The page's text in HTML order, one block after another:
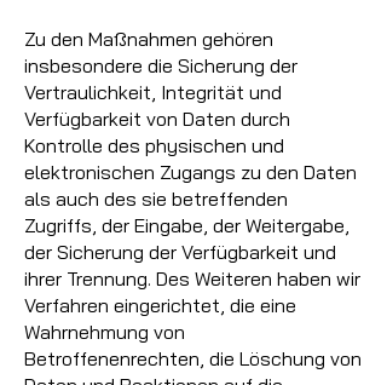
Zu den Maßnahmen gehören
insbesondere die Sicherung der
Vertraulichkeit, Integrität und
Verfügbarkeit von Daten durch
Kontrolle des physischen und
elektronischen Zugangs zu den Daten
als auch des sie betreffenden
Zugriffs, der Eingabe, der Weitergabe,
der Sicherung der Verfügbarkeit und
ihrer Trennung. Des Weiteren haben wir
Verfahren eingerichtet, die eine
Wahrnehmung von
Betroffenenrechten, die Löschung von